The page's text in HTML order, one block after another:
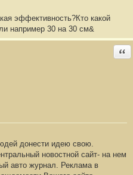
эффективность?Кто какой
например 30 на 30 см&
донести идею свою.
новостной сайт- на нем
авто журнал. Реклама в